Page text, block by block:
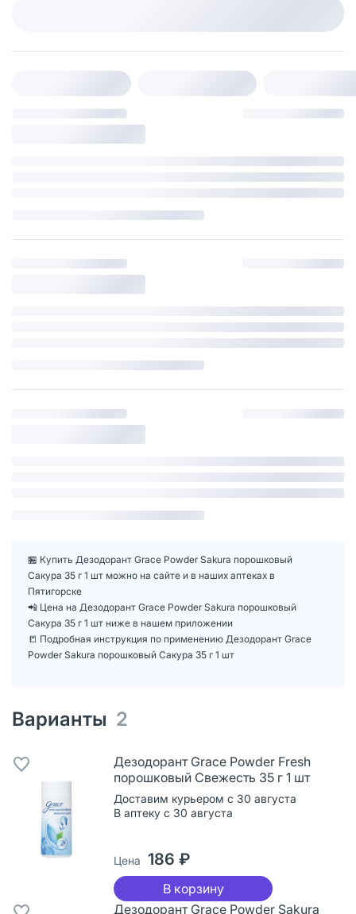
🏪 Купить Дезодорант Grace Powder Sakura порошковый
Сакура 35 г 1 шт можно на сайте и в наших аптеках в
Пятигорске
📲 Цена на Дезодорант Grace Powder Sakura порошковый
Сакура 35 г 1 шт ниже в нашем приложении
📒 Подробная инструкция по применению Дезодорант Grace
Powder Sakura порошковый Сакура 35 г 1 шт
Варианты 2
Дезодорант Grace Powder Fresh
порошковый Свежесть 35 г 1 шт
Доставим курьером с 30 августа
В аптеку с 30 августа
Цена 186 ₽
В корзину
Дезодорант Grace Powder Sakura